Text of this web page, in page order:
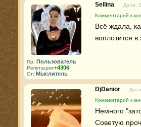
Пр: Пользователь
Репутация:+4306
Ст: Мыслитель
Sellina
Дата:
Комментарий к
Всё ждала,
воплотится
DjDanior
Комментарий к
Немного
Советую